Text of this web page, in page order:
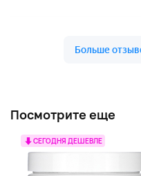
Посмотрите еще
СЕГОДНЯ ДЕШЕВЛЕ